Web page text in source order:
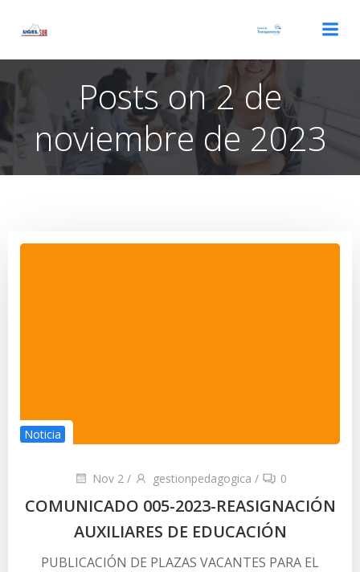
Posts on 2 de
noviembre de 2023
Noticia
Nov 2 / gestionpedagogica / 0
COMUNICADO 005-2023-REASIGNACIÓN
AUXILIARES DE EDUCACIÓN
PUBLICACIÓN DE PLAZAS VACANTES PARA EL